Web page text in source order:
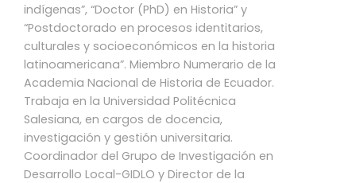
indígenas”, “Doctor (PhD) en Historia” y
“Postdoctorado en procesos identitarios,
culturales y socioeconómicos en la historia
latinoamericana”. Miembro Numerario de la
Academia Nacional de Historia de Ecuador.
Trabaja en la Universidad Politécnica
Salesiana, en cargos de docencia,
investigación y gestión universitaria.
Coordinador del Grupo de Investigación en
Desarrollo Local-GIDLO y Director de la